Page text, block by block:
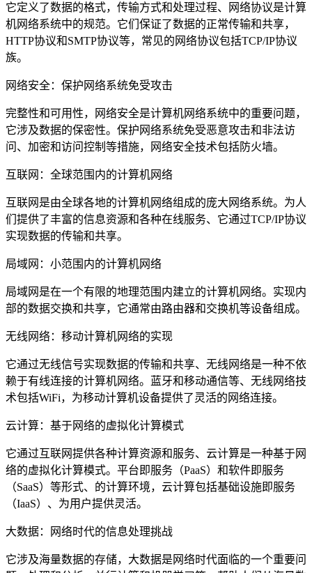
它定义了数据的格式，传输方式和处理过程、网络协议是计算
机网络系统中的规范。它们保证了数据的正常传输和共享，
HTTP协议和SMTP协议等，常见的网络协议包括TCP/IP协议
族。
网络安全：保护网络系统免受攻击
完整性和可用性，网络安全是计算机网络系统中的重要问题，
它涉及数据的保密性。保护网络系统免受恶意攻击和非法访
问、加密和访问控制等措施，网络安全技术包括防火墙。
互联网：全球范围内的计算机网络
互联网是由全球各地的计算机网络组成的庞大网络系统。为人
们提供了丰富的信息资源和各种在线服务、它通过TCP/IP协议
实现数据的传输和共享。
局域网：小范围内的计算机网络
局域网是在一个有限的地理范围内建立的计算机网络。实现内
部的数据交换和共享，它通常由路由器和交换机等设备组成。
无线网络：移动计算机网络的实现
它通过无线信号实现数据的传输和共享、无线网络是一种不依
赖于有线连接的计算机网络。蓝牙和移动通信等、无线网络技
术包括WiFi，为移动计算机设备提供了灵活的网络连接。
云计算：基于网络的虚拟化计算模式
它通过互联网提供各种计算资源和服务、云计算是一种基于网
络的虚拟化计算模式。平台即服务（PaaS）和软件即服务
（SaaS）等形式、的计算环境，云计算包括基础设施即服务
（IaaS）、为用户提供灵活。
大数据：网络时代的信息处理挑战
它涉及海量数据的存储，大数据是网络时代面临的一个重要问